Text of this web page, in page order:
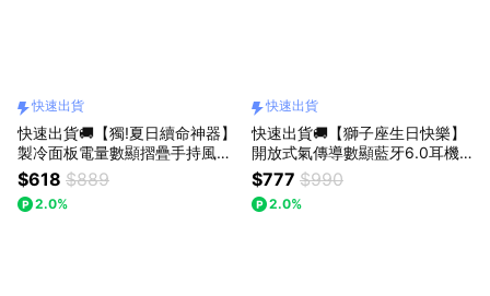
快速出貨
快速出貨🚚【獨!夏日續命神器】
製冷面板電量數顯摺疊手持風扇
K53 E-books+ 60W Type C快
充電傳輸二合一手機掛繩30cm_
RX71
$618 $889
2.0%
快速出貨
快速出貨🚚【獅子座生日快樂】
開放式氣傳導數顯藍牙6.0耳機S
S71 E-books
$777 $990
2.0%